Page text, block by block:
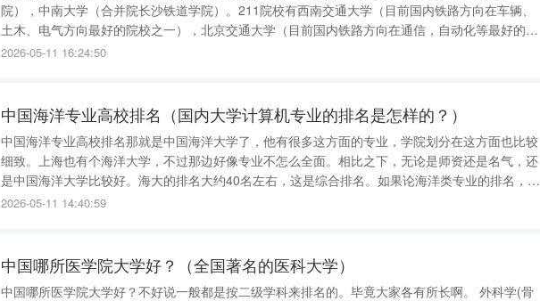
院），中南大学（合并院长沙铁道学院）。211院校有西南交通大学（目前国内铁路方向在车辆、
土木、电气方向最好的院校之一），北京交通大学（目前国内铁路方向在通信，自动化等最好的院
校之一）。普通本科院校有兰州交通大学（原兰州铁院，在西北铁路实力不错），石家庄铁道大
2026-05-11 16:24:50
中国海洋专业高校排名（国内大学计算机专业的排名是怎样的？）
中国海洋专业高校排名那就是中国海洋大学了，他有很多这方面的专业，学院划分在这方面也比较
细致。上海也有个海洋大学，不过那边好像专业不怎么全面。相比之下，无论是师资还是名气，还
是中国海洋大学比较好。海大的排名大约40名左右，这是综合排名。如果论海洋类专业的排名，那
肯定数一数二了。像大气科学（主要是海洋类气候）之类的专业，我们那几届是很厉害的，就业前
2026-05-11 14:40:59
中国哪所医学院大学好？（全国著名的医科大学）
中国哪所医学院大学好？不好说一般都是按二级学科来排名的。毕竟大家各有所长啊。 外科学(骨